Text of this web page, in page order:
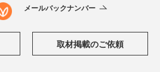
メールバックナンバー
取材掲載のご依頼